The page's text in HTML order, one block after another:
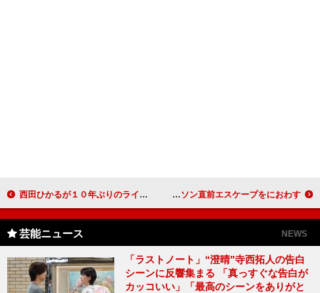
西田ひかるが１０年ぶりのライブ 「いろんなところがプニプニしてきたので…」 構想１０分で誕生した「ルパン三世」 徳光和夫、マラソン直前エスケープをにおわす
芸能ニュース NEWS
「ラストノート」“澄晴”寺西拓人の告白
シーンに反響集まる 「真っすぐな告白が
カッコいい」「最高のシーンをありがと